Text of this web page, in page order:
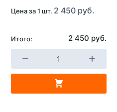
Цена за 1 шт. 2 450 руб.
Итого: 2 450 руб.